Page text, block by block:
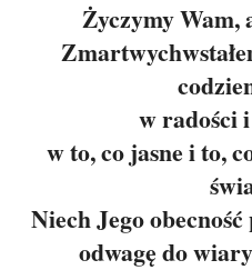
Życzymy Wam,
w radości
w to, co jasne i to,
Niech Jego
odwagę do